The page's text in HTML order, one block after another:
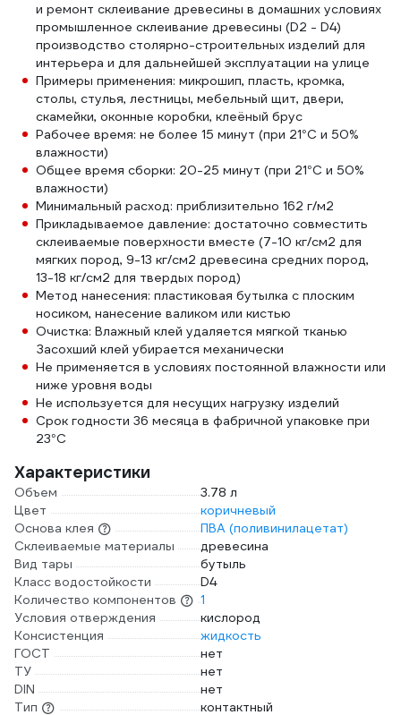
и ремонт склеивание древесины в домашних условиях
промышленное склеивание древесины (D2 - D4)
производство столярно-строительных изделий для
интерьера и для дальнейшей эксплуатации на улице
Примеры применения: микрошип, пласть, кромка,
столы, стулья, лестницы, мебельный щит, двери,
скамейки, оконные коробки, клеёный брус
Рабочее время: не более 15 минут (при 21°С и 50%
влажности)
Общее время сборки: 20-25 минут (при 21°С и 50%
влажности)
Минимальный расход: приблизительно 162 г/м2
Прикладываемое давление: достаточно совместить
склеиваемые поверхности вместе (7-10 кг/см2 для
мягких пород, 9-13 кг/см2 древесина средних пород,
13-18 кг/см2 для твердых пород)
Метод нанесения: пластиковая бутылка с плоским
носиком, нанесение валиком или кистью
Очистка: Влажный клей удаляется мягкой тканью
Засохший клей убирается механически
Не применяется в условиях постоянной влажности или
ниже уровня воды
Не используется для несущих нагрузку изделий
Срок годности 36 месяца в фабричной упаковке при
23°С
Характеристики
Объем
3.78 л
Цвет
коричневый
Основа клея
ПВА (поливинилацетат)
Склеиваемые материалы
древесина
Вид тары
бутыль
Класс водостойкости
D4
Количество компонентов
1
Условия отверждения
кислород
Консистенция
жидкость
ГОСТ
нет
ТУ
нет
DIN
нет
Тип
контактный